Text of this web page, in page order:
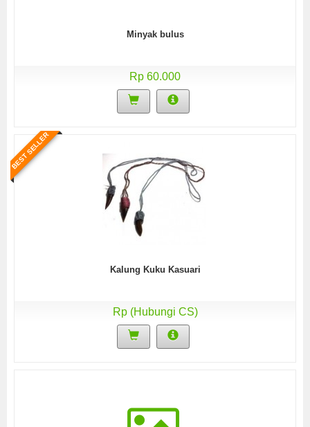
Minyak bulus
Rp 60.000
BEST SELLER
Kalung Kuku Kasuari
Rp (Hubungi CS)